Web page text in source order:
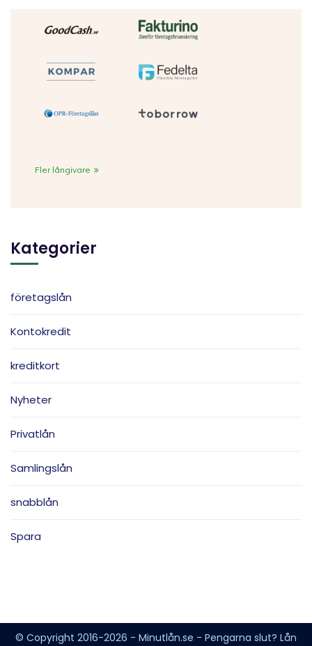
Fler långivare
Kategorier
företagslån
Kontokredit
kreditkort
Nyheter
Privatlån
Samlingslån
snabblån
Spara
© Copyright 2016-2026 - Minutlån.se - Pengarna slut? Lån